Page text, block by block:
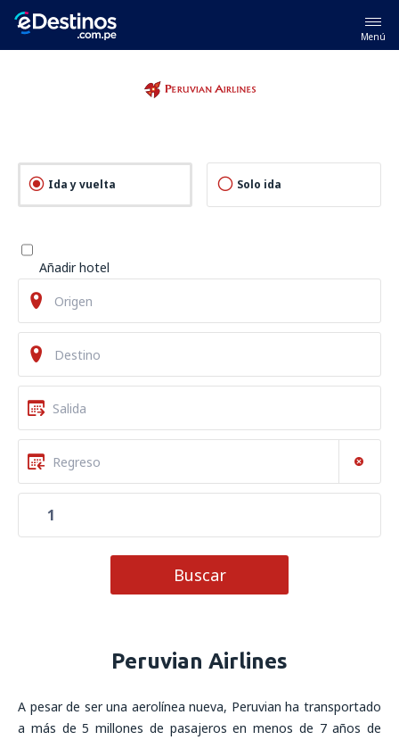
Menú
Ida y vuelta Solo ida
Añadir hotel
1
Buscar
Peruvian Airlines
A pesar de ser una aerolínea nueva, Peruvian ha transportado
a más de 5 millones de pasajeros en menos de 7 años de